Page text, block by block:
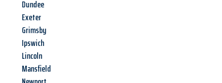
Dundee
Exeter
Grimsby
Ipswich
Lincoln
Mansfield